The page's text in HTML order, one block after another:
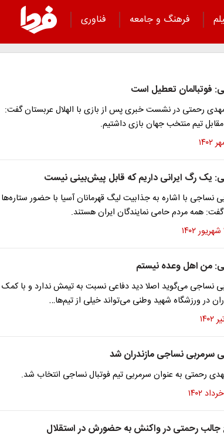
فرهنگ و جامعه
فناوری
فوتبالمان تعطیل است
رحمتی در نشست خبری پس از بازی با الهلال عربستان گفت:
مقابل تیم منتخب جهان بازی داشتیم.
یک رگ ایرانی داریم که قابل پیش‌بینی نیست
نساجی با اشاره به جذابیت لیگ قهرمانان آسیا با حضور ستاره‌ها
همه مردم حامی نمایندگان ایران هستند.
من اهل وعده نیستم
نساجی می‌گوید اصلا دید دفاعی نسبت به تیمش ندارد و با کمک
در ورزشگاه شهید وطنی می‌تواند خیلی از تیم‌ها…
سرمربی نساجی مازندران شد
رحمتی به عنوان سرمربی تیم فوتبال نساجی انتخاب شد.
جالب رحمتی در واکنش به حضورش در استقلال